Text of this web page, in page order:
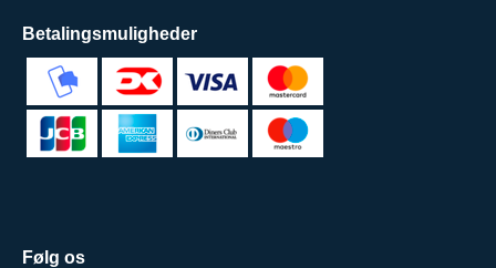
Betalingsmuligheder
Følg os